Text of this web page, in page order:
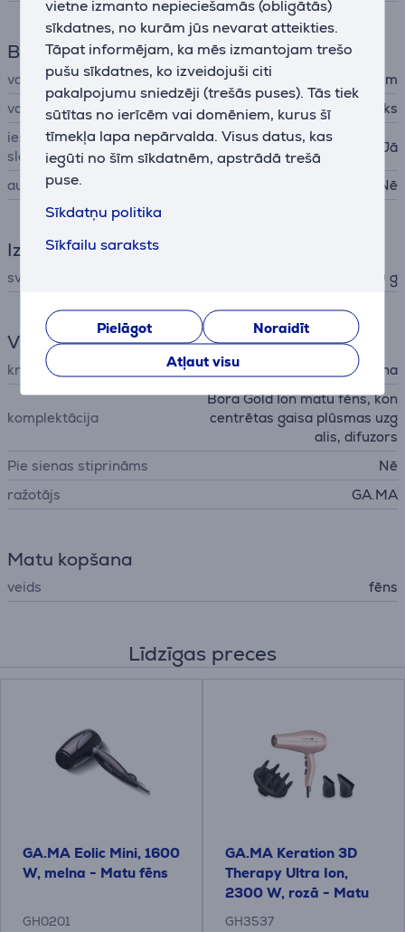
vietne izmanto nepieciešamās (obligātās)
sīkdatnes, no kurām jūs nevarat atteikties.
Tāpat informējam, ka mēs izmantojam trešo
pušu sīkdatnes, ko izveidojuši citi
pakalpojumu sniedzēji (trešās puses). Tās tiek
sūtītas no ierīcēm vai domēniem, kurus šī
tīmekļa lapa nepārvalda. Visus datus, kas
iegūti no šīm sīkdatnēm, apstrādā trešā
puse.
Sīkdatņu politika
Sīkfailu saraksts
Pielāgot
Noraidīt
Atļaut visu
Barošana
vada garums
2 m
vada veids
klasisks
ieslēgšanas/izslēgšanas
slēdzis
Jā
automātiskā izslēgšanās Nē
Izmēri
svars 470 g
Vispārējais parametrs
krāsa melna
komplektācija
Bora Gold Ion matu fēns, kon
centrētas gaisa plūsmas uzg
alis, difuzors
Pie sienas stiprināms
Nē
ražotājs
GA.MA
Matu kopšana
veids fēns
Līdzīgas preces
GA.MA Eolic Mini, 1600
W, melna - Matu fēns
GH0201
GA.MA Keration 3D
Therapy Ultra Ion,
2300 W, rozā - Matu
fēns
GH3537